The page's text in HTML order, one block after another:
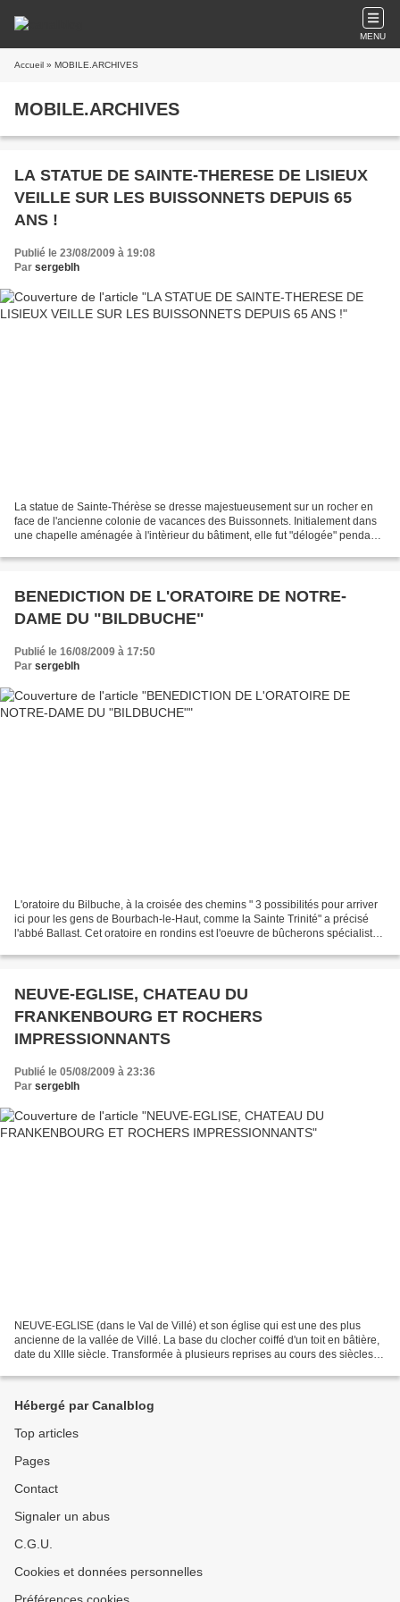
MENU
Accueil » MOBILE.ARCHIVES
MOBILE.ARCHIVES
LA STATUE DE SAINTE-THERESE DE LISIEUX
VEILLE SUR LES BUISSONNETS DEPUIS 65
ANS !
Publié le 23/08/2009 à 19:08
Par sergeblh
La statue de Sainte-Thérèse se dresse majestueusement sur un rocher en
face de l'ancienne colonie de vacances des Buissonnets. Initialement dans
une chapelle aménagée à l'intèrieur du bâtiment, elle fut "délogée" pendant
BENEDICTION DE L'ORATOIRE DE NOTRE-
DAME DU "BILDBUCHE"
Publié le 16/08/2009 à 17:50
Par sergeblh
L'oratoire du Bilbuche, à la croisée des chemins " 3 possibilités pour arriver
ici pour les gens de Bourbach-le-Haut, comme la Sainte Trinité" a précisé
l'abbé Ballast. Cet oratoire en rondins est l'oeuvre de bûcherons spécialistes
NEUVE-EGLISE, CHATEAU DU
FRANKENBOURG ET ROCHERS
IMPRESSIONNANTS
Publié le 05/08/2009 à 23:36
Par sergeblh
NEUVE-EGLISE (dans le Val de Villé) et son église qui est une des plus
ancienne de la vallée de Villé. La base du clocher coiffé d'un toit en bâtière,
date du XIIIe siècle. Transformée à plusieurs reprises au cours des siècles,
Hébergé par Canalblog
Top articles
Pages
Contact
Signaler un abus
C.G.U.
Cookies et données personnelles